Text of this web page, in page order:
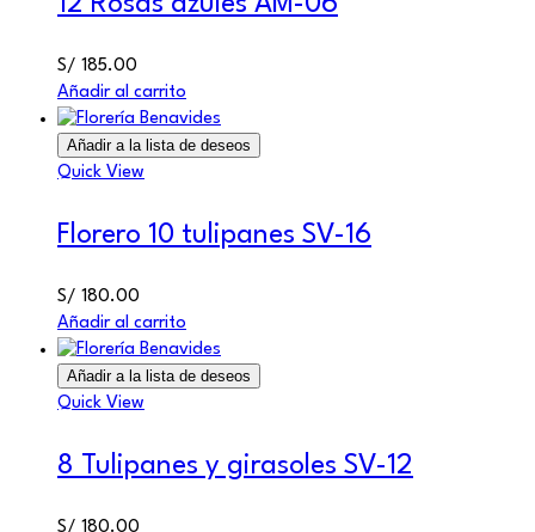
S/ 185.00
Añadir al carrito
Añadir a la lista de deseos
Quick View
Florero 10 tulipanes SV-16
S/ 180.00
Añadir al carrito
Añadir a la lista de deseos
Quick View
8 Tulipanes y girasoles SV-12
S/ 180.00